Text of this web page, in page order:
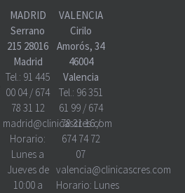
MADRID
Serrano
215 28016
Madrid
Tel.: 91 445
00 04/ 674
78 31 12
madrid@clinicascres.com
Horario:
Lunes a
Jueves de
10:00 a
VALENCIA
Cirilo
Amorós, 34
46004
Valencia
Tel.: 96 351
61 99/ 674
78 31 16/
674 74 72
07
valencia@clinicascres.com
Horario: Lunes